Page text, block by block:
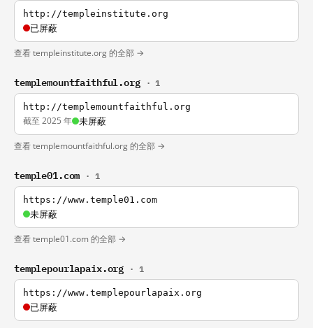
http://templeinstitute.org
已屏蔽
查看 templeinstitute.org 的全部 →
templemountfaithful.org · 1
http://templemountfaithful.org
截至 2025 年 未屏蔽
查看 templemountfaithful.org 的全部 →
temple01.com · 1
https://www.temple01.com
未屏蔽
查看 temple01.com 的全部 →
templepourlapaix.org · 1
https://www.templepourlapaix.org
已屏蔽